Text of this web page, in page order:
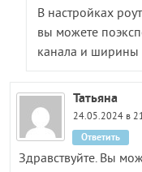
В настройках
вы можете
канала и ширины
Татьяна
24.05.2024 в
Здравствуйте. Вы
Ответить